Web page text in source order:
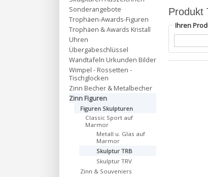
Produkt
Ihren
Sonderangebote
Trophäen-Awards-Figuren
Trophäen & Awards Kristall
Uhren
Übergabeschlüssel
Wandtafeln Urkunden Bilder
Wimpel - Rossetten -
Tischglocken
Zinn Becher & Metalbecher
Zinn Figuren
Figuren Skulpturen
Classic Sport auf
Marmor
Metall u. Glas auf
Marmor
Skulptur TRB
Skulptur TRV
Zinn & Souveniers